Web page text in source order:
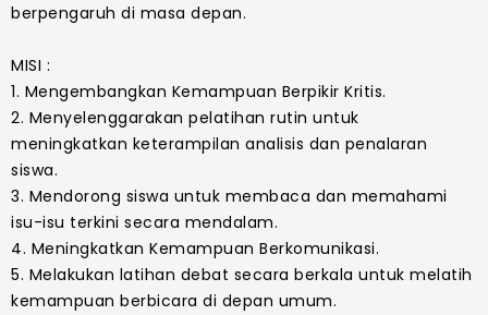
berpengaruh di masa depan.
MISI :
1. Mengembangkan Kemampuan Berpikir Kritis.
2. Menyelenggarakan pelatihan rutin untuk
meningkatkan keterampilan analisis dan penalaran
siswa.
3. Mendorong siswa untuk membaca dan memahami
isu-isu terkini secara mendalam.
4. Meningkatkan Kemampuan Berkomunikasi.
5. Melakukan latihan debat secara berkala untuk melatih
kemampuan berbicara di depan umum.